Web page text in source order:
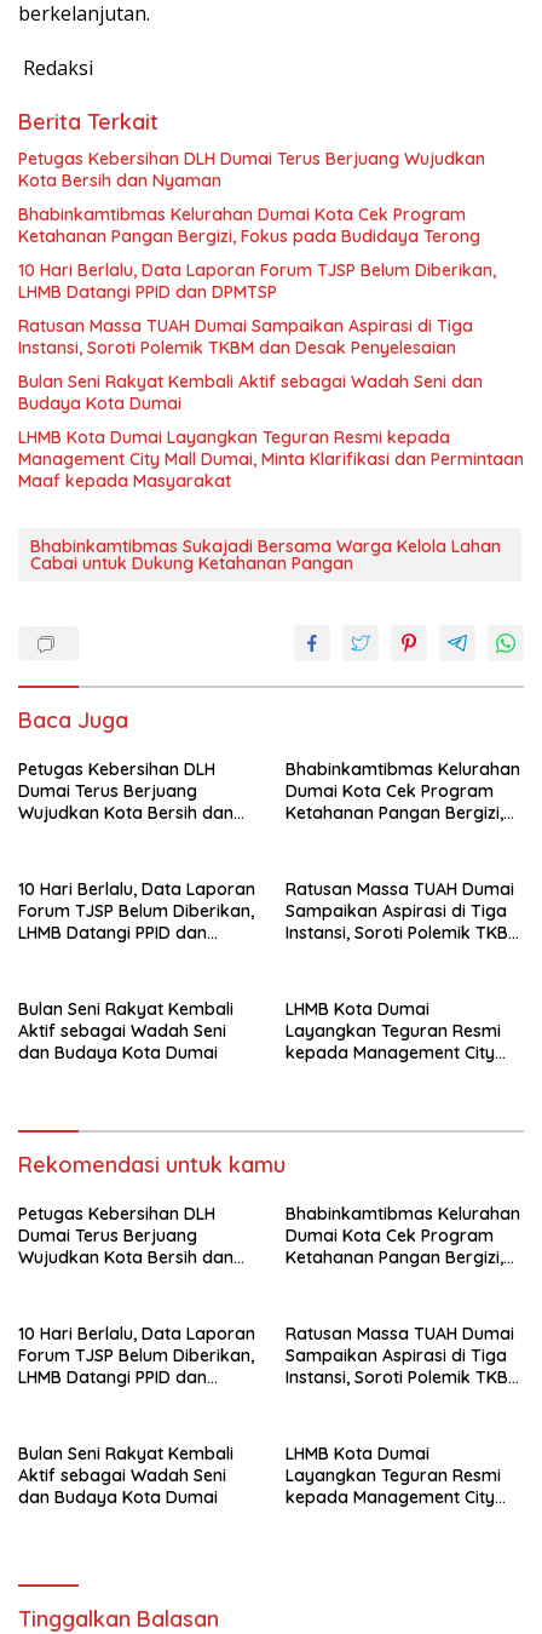
berkelanjutan.
Redaksi
Berita Terkait
Petugas Kebersihan DLH Dumai Terus Berjuang Wujudkan
Kota Bersih dan Nyaman
Bhabinkamtibmas Kelurahan Dumai Kota Cek Program
Ketahanan Pangan Bergizi, Fokus pada Budidaya Terong
10 Hari Berlalu, Data Laporan Forum TJSP Belum Diberikan,
LHMB Datangi PPID dan DPMTSP
Ratusan Massa TUAH Dumai Sampaikan Aspirasi di Tiga
Instansi, Soroti Polemik TKBM dan Desak Penyelesaian
Bulan Seni Rakyat Kembali Aktif sebagai Wadah Seni dan
Budaya Kota Dumai
LHMB Kota Dumai Layangkan Teguran Resmi kepada
Management City Mall Dumai, Minta Klarifikasi dan Permintaan
Maaf kepada Masyarakat
Bhabinkamtibmas Sukajadi Bersama Warga Kelola Lahan
Cabai untuk Dukung Ketahanan Pangan
Baca Juga
Petugas Kebersihan DLH
Dumai Terus Berjuang
Wujudkan Kota Bersih dan
Bhabinkamtibmas Kelurahan
Dumai Kota Cek Program
Ketahanan Pangan Bergizi,
10 Hari Berlalu, Data Laporan
Forum TJSP Belum Diberikan,
LHMB Datangi PPID dan
Ratusan Massa TUAH Dumai
Sampaikan Aspirasi di Tiga
Instansi, Soroti Polemik TKBM
Bulan Seni Rakyat Kembali
Aktif sebagai Wadah Seni
dan Budaya Kota Dumai
LHMB Kota Dumai
Layangkan Teguran Resmi
kepada Management City
Rekomendasi untuk kamu
Petugas Kebersihan DLH
Dumai Terus Berjuang
Wujudkan Kota Bersih dan
Bhabinkamtibmas Kelurahan
Dumai Kota Cek Program
Ketahanan Pangan Bergizi,
10 Hari Berlalu, Data Laporan
Forum TJSP Belum Diberikan,
LHMB Datangi PPID dan
Ratusan Massa TUAH Dumai
Sampaikan Aspirasi di Tiga
Instansi, Soroti Polemik TKBM
Bulan Seni Rakyat Kembali
Aktif sebagai Wadah Seni
dan Budaya Kota Dumai
LHMB Kota Dumai
Layangkan Teguran Resmi
kepada Management City
Tinggalkan Balasan